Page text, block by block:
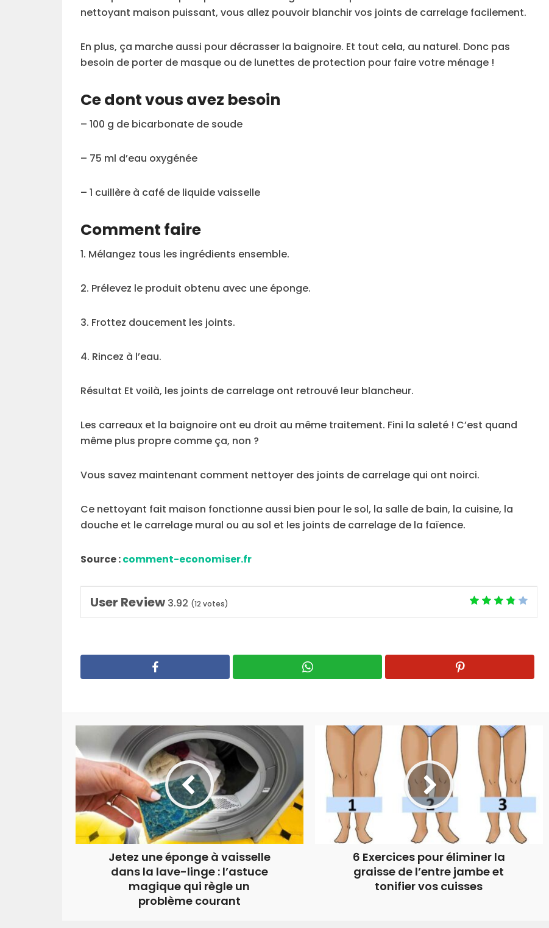
nettoyant maison puissant, vous allez pouvoir blanchir vos joints de carrelage facilement.
En plus, ça marche aussi pour décrasser la baignoire. Et tout cela, au naturel. Donc pas
besoin de porter de masque ou de lunettes de protection pour faire votre ménage !
Ce dont vous avez besoin
– 100 g de bicarbonate de soude
– 75 ml d’eau oxygénée
– 1 cuillère à café de liquide vaisselle
Comment faire
1. Mélangez tous les ingrédients ensemble.
2. Prélevez le produit obtenu avec une éponge.
3. Frottez doucement les joints.
4. Rincez à l’eau.
Résultat Et voilà, les joints de carrelage ont retrouvé leur blancheur.
Les carreaux et la baignoire ont eu droit au même traitement. Fini la saleté ! C’est quand
même plus propre comme ça, non ?
Vous savez maintenant comment nettoyer des joints de carrelage qui ont noirci.
Ce nettoyant fait maison fonctionne aussi bien pour le sol, la salle de bain, la cuisine, la
douche et le carrelage mural ou au sol et les joints de carrelage de la faïence.
Source :comment-economiser.fr
User Review 3.92 (12 votes)
Jetez une éponge à vaisselle
dans la lave-linge : l’astuce
magique qui règle un
problème courant
6 Exercices pour éliminer la
graisse de l’entre jambe et
tonifier vos cuisses